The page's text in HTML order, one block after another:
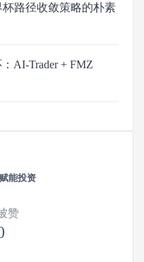
路径收敛策略的朴素
AI-Trader + FMZ
能投资
赞